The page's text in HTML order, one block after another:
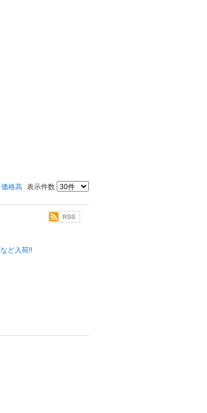
価格高 表示件数
ど入荷!!